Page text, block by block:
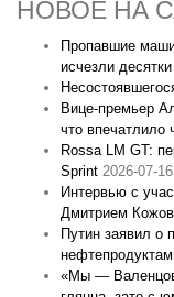
НОВОЕ НА
Пропавшие
исчезли
Вице‑премьер
что впечатлило
Rossa LM GT:
Sprint 2026-07-16
Интервью с
Дмитрием
Путин заявил о
«Мы —